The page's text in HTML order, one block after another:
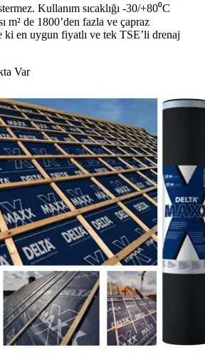
Kullanım sıcaklığı -30/+80⁰C
m² de 1800’den fazla ve çapraz
en uygun fiyatlı ve tek TSE’li drenaj
Var